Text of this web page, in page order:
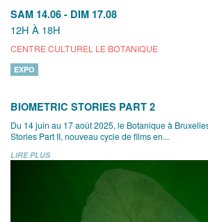
SAM 14.06 - DIM 17.08
12H À 18H
CENTRE CULTUREL LE BOTANIQUE
EXPO
BIOMETRIC STORIES PART 2
Du 14 juin au 17 août 2025, le Botanique à
Stories Part II, nouveau cycle de films en...
LIRE PLUS